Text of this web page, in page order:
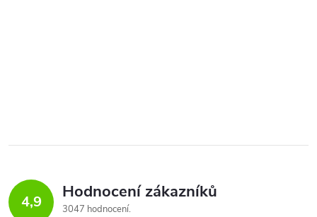
4,9 Hodnocení zákazníků
3047 hodnocení